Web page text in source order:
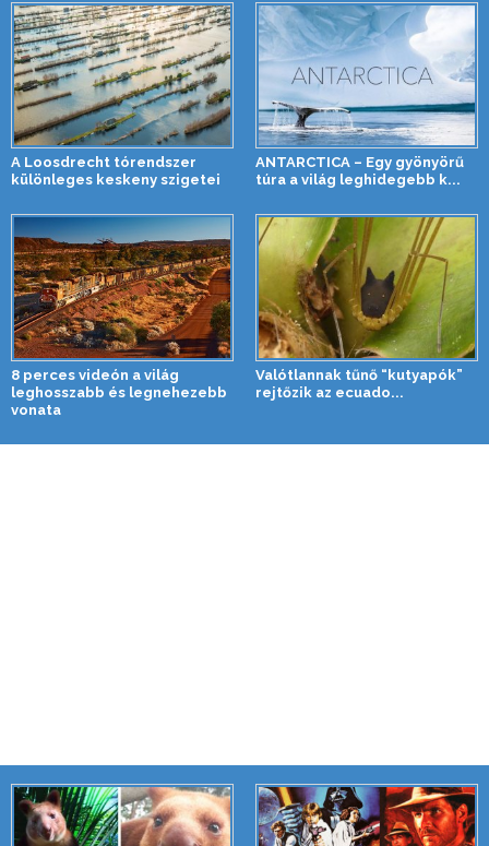
A Loosdrecht tórendszer
különleges keskeny szigetei
ANTARCTICA – Egy gyönyörű
túra a világ leghidegebb k...
8 perces videón a világ
leghosszabb és legnehezebb
vonata
Valótlannak tűnő “kutyapók”
rejtőzik az ecuado...